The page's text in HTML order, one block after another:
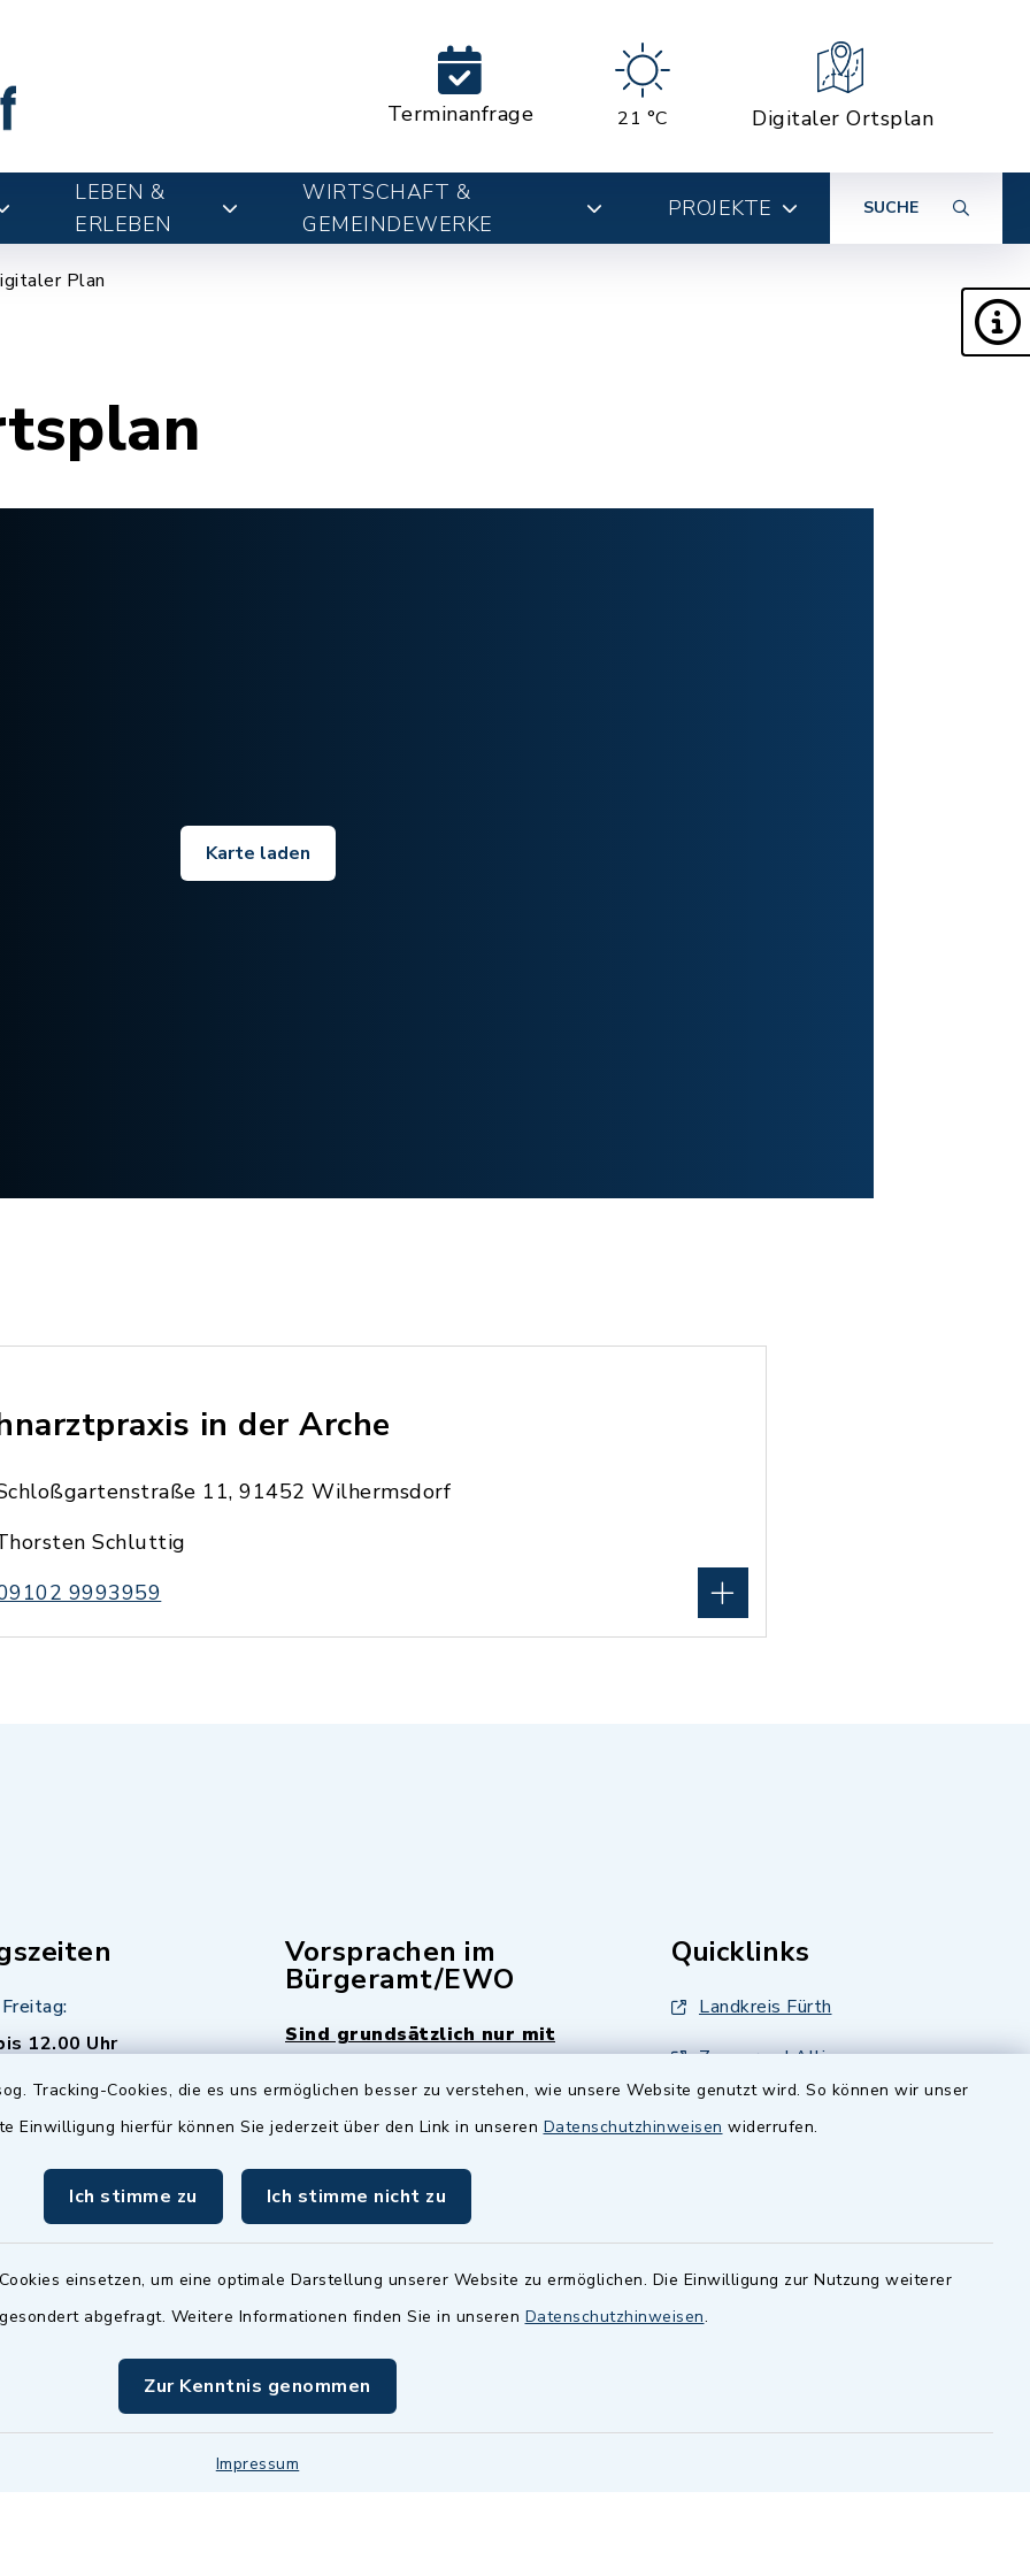
Tracking-Cookies, die es uns ermöglichen besser zu verstehen, wie unsere Website genutzt wird. So können wir unser
Einwilligung hierfür können Sie jederzeit über den Link in unseren Datenschutzhinweisen widerrufen.
Ich stimme zu Ich stimme nicht zu
einsetzen, um eine optimale Darstellung unserer Website zu ermöglichen. Die Einwilligung zur Nutzung weiterer
abgefragt. Weitere Informationen finden Sie in unseren Datenschutzhinweisen.
Zur Kenntnis genommen
Impressum
Terminanfrage 21 °C Digitaler Ortsplan
LEBEN &
ERLEBEN
WIRTSCHAFT &
GEMEINDEWERKE
PROJEKTE SUCHE
Plan
Karte laden
in der Arche
11, 91452 Wilhermsdorf
Schluttig
9993959
12.00 Uhr
Uhr - allerdings
Termine sind
fragen Sie den
Sachbearbeiter)
Vorsprachen im
Bürgeramt/EWO
Sind grundsätzlich nur mit
Termin möglich.
istMittwochs geschlossen.
Quicklinks
Landkreis Fürth
Zenngrund Allianz